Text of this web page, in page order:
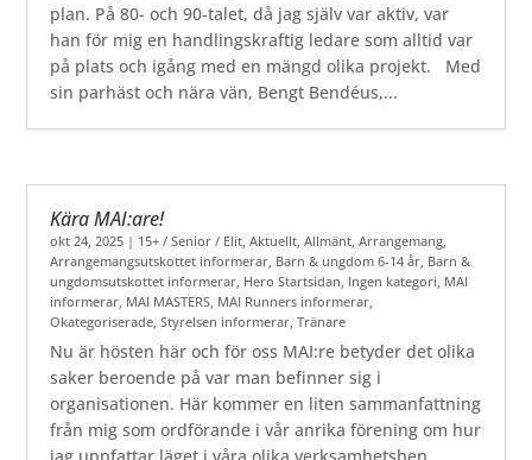
plan. På 80- och 90-talet, då jag själv var aktiv, var
han för mig en handlingskraftig ledare som alltid var
på plats och igång med en mängd olika projekt. Med
sin parhäst och nära vän, Bengt Bendéus,...
Kära MAI:are!
okt 24, 2025 | 15+ / Senior / Elit ,Aktuellt ,Allmänt ,Arrangemang
Arrangemangsutskottet informerar Barn & ungdom 6-14 år Barn &
ungdomsutskottet informerar Hero Startsidan Ingen kategori MAI
informerar MAI MASTERS MAI Runners informerar
Okategoriserade ,Styrelsen informerar ,Tränare
Nu är hösten här och för oss MAI:re betyder det olika
saker beroende på var man befinner sig i
organisationen. Här kommer en liten sammanfattning
från mig som ordförande i vår anrika förening om hur